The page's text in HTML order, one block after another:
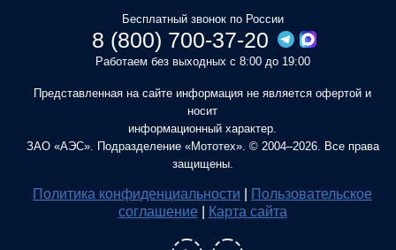
Бесплатный звонок по России
8 (800) 700-37-20
Работаем без выходных с 8:00 до 19:00
Представленная на сайте информация не является офертой и
носит
информационный характер.
ЗАО «АЭС». Подразделение «Мототех». © 2004–2026. Все права
защищены.
Политика конфиденциальности
Пользовательское
соглашение
Карта сайта